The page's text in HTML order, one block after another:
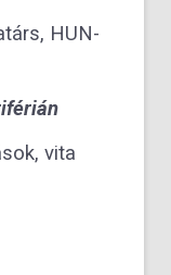
HUN-
vita